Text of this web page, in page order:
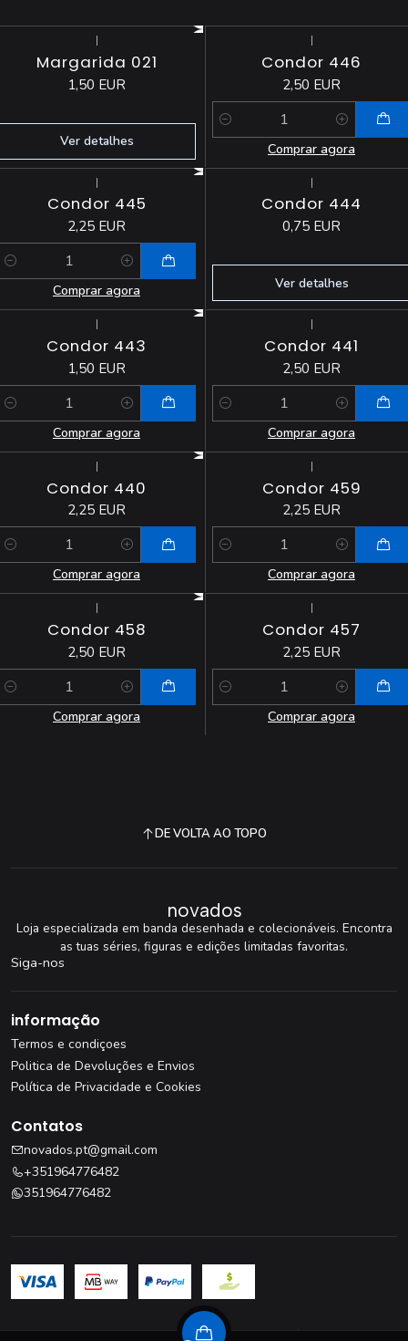
|
Margarida 021
1,50 EUR
Ver detalhes
|
Condor 446
2,50 EUR
Quantidade
Comprar agora
|
Condor 445
2,25 EUR
Comprar agora
|
Condor 444
0,75 EUR
Ver detalhes
|
Condor 443
1,50 EUR
Comprar agora
|
Condor 441
2,50 EUR
Quantidade
Comprar agora
|
Condor 440
2,25 EUR
Comprar agora
|
Condor 459
2,25 EUR
Quantidade
Comprar agora
|
Condor 458
2,50 EUR
Comprar agora
|
Condor 457
2,25 EUR
Quantidade
Comprar agora
DE VOLTA AO TOPO
novados
Loja especializada em banda desenhada e colecionáveis. Encontra
as tuas séries, figuras e edições limitadas favoritas.
Siga-nos
informação
Termos e condiçoes
Politica de Devoluções e Envios
Política de Privacidade e Cookies
Contatos
novados.pt@gmail.com
+351964776482
351964776482
Livro de Reclamações·Resolução de Litígios